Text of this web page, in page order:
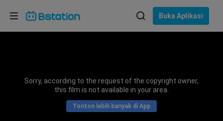
Buka Aplikasi
Sorry, according to the request of the copyright owner,
this film is not available in your area.
Tonton lebih banyak di App
Pilih bahasa
Bahasa Indonesia